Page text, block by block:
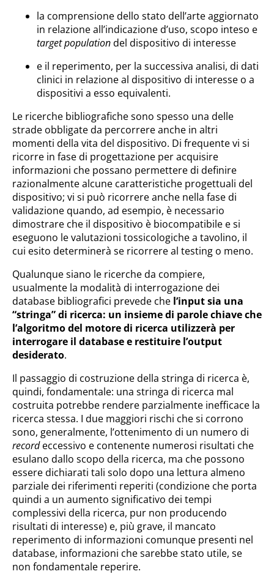
la comprensione dello stato dell’arte aggiornato
in relazione all’indicazione d’uso, scopo inteso e
target populationdel dispositivo di interesse
e il reperimento, per la successiva analisi, di dati
clinici in relazione al dispositivo di interesse o a
dispositivi a esso equivalenti.
Le ricerche bibliografiche sono spesso una delle
strade obbligate da percorrere anche in altri
momenti della vita del dispositivo. Di frequente vi si
ricorre in fase di progettazione per acquisire
informazioni che possano permettere di definire
razionalmente alcune caratteristiche progettuali del
dispositivo; vi si può ricorrere anche nella fase di
validazione quando, ad esempio, è necessario
dimostrare che il dispositivo è biocompatibile e si
eseguono le valutazioni tossicologiche a tavolino, il
cui esito determinerà se ricorrere al testing o meno.
Qualunque siano le ricerche da compiere,
usualmente la modalità di interrogazione dei
database bibliografici prevede che l’input sia una
“stringa” di ricerca: un insieme di parole chiave che
l’algoritmo del motore di ricerca utilizzerà per
interrogare il database e restituire l’output
desiderato.
Il passaggio di costruzione della stringa di ricerca è,
quindi, fondamentale: una stringa di ricerca mal
costruita potrebbe rendere parzialmente inefficace la
ricerca stessa. I due maggiori rischi che si corrono
sono, generalmente, l’ottenimento di un numero di
recordeccessivo e contenente numerosi risultati che
esulano dallo scopo della ricerca, ma che possono
essere dichiarati tali solo dopo una lettura almeno
parziale dei riferimenti reperiti (condizione che porta
quindi a un aumento significativo dei tempi
complessivi della ricerca, pur non producendo
risultati di interesse) e, più grave, il mancato
reperimento di informazioni comunque presenti nel
database, informazioni che sarebbe stato utile, se
non fondamentale reperire.